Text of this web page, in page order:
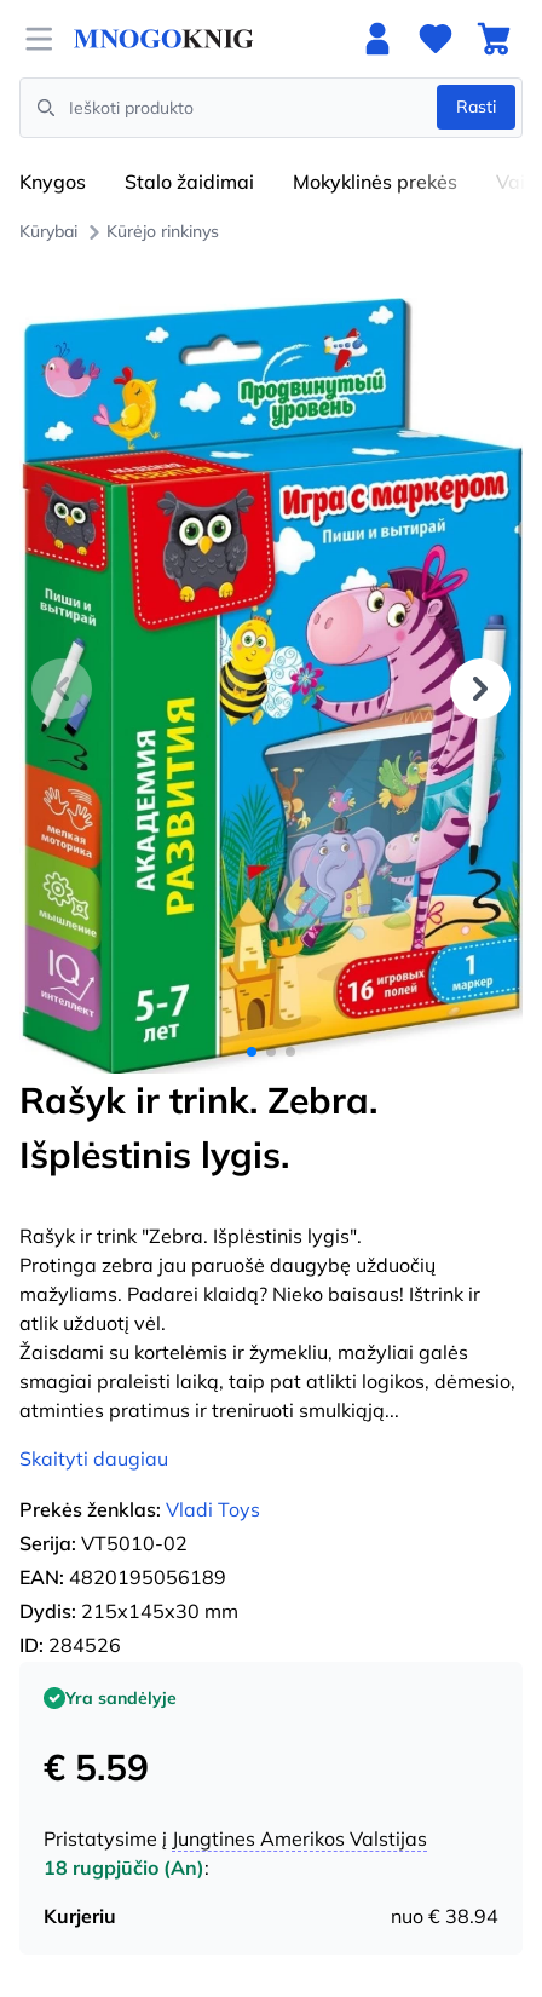
Open menu
Search
Rasti
Knygos Stalo žaidimai Mokyklinės prekės
Kūrybai Kūrėjo rinkinys
Rašyk ir trink. Zebra.
Išplėstinis lygis.
Rašyk ir trink "Zebra. Išplėstinis lygis".
Protinga zebra jau paruošė daugybę užduočių
mažyliams. Padarei klaidą? Nieko baisaus! Ištrink ir
atlik užduotį vėl.
Žaisdami su kortelėmis ir žymekliu, mažyliai galės
smagiai praleisti laiką, taip pat atlikti logikos, dėmesio,
atminties pratimus ir treniruoti smulkiąją...
Skaityti daugiau
Prekės ženklas: Vladi Toys
Serija: VT5010-02
EAN: 4820195056189
Dydis: 215x145x30 mm
ID: 284526
Yra sandėlyje
€ 5.59
Pristatysime į Jungtines Amerikos Valstijas
18 rugpjūčio (An):
Kurjeriu
nuo € 38.94